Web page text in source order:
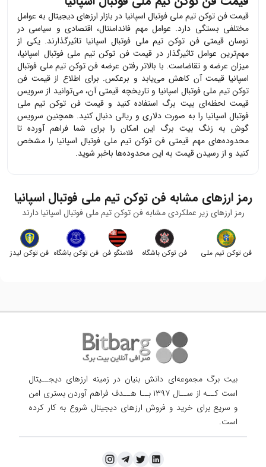
قیمتفن توکن تیم ملی فوتبال اسپانیا در بازار ارزهای دیجیتال به عوامل
مختلفی بستگی دارد. عوامل مهم فاندامنتال، اقتصادی و سیاسی در
نوسان قیمتیفن توکن تیم ملی فوتبال اسپانیا تاثیرگذارند. یکی از
مهم‌ترین عوامل تاثیرگذار در قیمتفن توکن تیم ملی فوتبال اسپانیا،
میزان عرضه و تقاضاست. با بالاتر رفتن عرضه فن توکن تیم ملی فوتبال
اسپانیا قیمت آن کاهش می‌یابد و برعکس. برای اطلاع از قیمت فن
توکن تیم ملی فوتبال اسپانیا و تاریخچه قیمتی آن، می‌توانید از سرویس
قیمت لحظه‌ای بیت برگ استفاده کنید و قیمتفن توکن تیم ملی
فوتبال اسپانیا را به صورت دلاری و ریالی دنبال کنید. همچنین سرویس
گوش به زنگ بیت برگ این امکان را برای شما فراهم آورده تا
محدوده‌های مهم قیمتی فن توکن تیم ملی فوتبال اسپانیا را مشخص
کنید و از رسیدن قیمت به این محدوده‌ها باخبر شوید.
رمز ارزهای مشابه فن توکن تیم ملی فوتبال اسپانیا
رمز ارزهای زیر عملکردی مشابهفن توکن تیم ملی فوتبال اسپانیادارند
فن توکن تیم ملی
فن توکن باشگاه
فلامنگو فن فن توکن باشگاه فن توکن لیدز
بیت برگ مجموعه‌ای دانش بنیان در زمینه ارزهای دیجــیتال
است کــه از ســال ۱۳۹۷ بــا هــدف فراهم آوردن
بستری امن
و سریع برای خرید و فروش ارزهای دیجیتال شروع به کار کرده
است.